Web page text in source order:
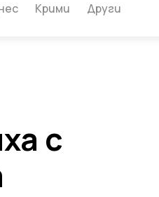
Крими Други
с